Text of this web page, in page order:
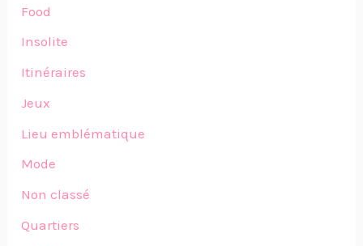
Food
Insolite
Itinéraires
Jeux
Lieu emblématique
Mode
Non classé
Quartiers